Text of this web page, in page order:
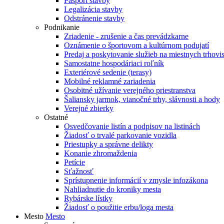
Legalizácia stavby
Odstránenie stavby
Podnikanie
Zriadenie - zrušenie a čas prevádzkarne
Oznámenie o športovom a kultúrnom podujatí
Predaj a poskytovanie služieb na miestnych
Samostatne hospodáriaci roľník
Exteriérové sedenie (terasy)
Mobilné reklamné zariadenia
Osobitné užívanie verejného priestranstva
Šaliansky jarmok, vianočné trhy, slávnosti a hody
Verejné zbierky
Ostatné
Osvedčovanie listín a podpisov na listinách
Žiadosť o trvalé parkovanie vozidla
Priestupky a správne delikty
Konanie zhromaždenia
Petície
Sťažnosť
Sprístupnenie informácií v zmysle infozákona
Nahliadnutie do kroniky mesta
Rybárske lístky
Žiadosť o použitie erbu/loga mesta
Mesto Mesto